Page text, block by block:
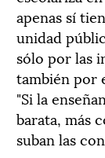
apenas sí
unidad
sólo por las
también por
"Si la
barata, más
suban las